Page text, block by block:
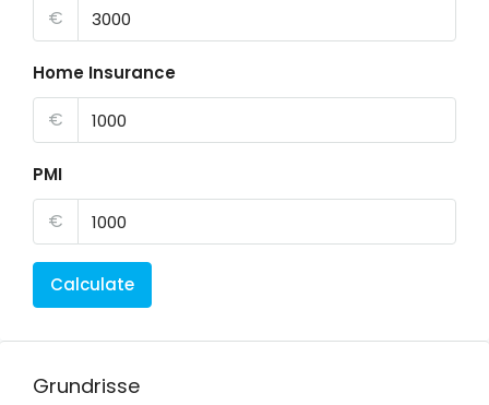
€
Home Insurance
€
PMI
€
Calculate
Grundrisse